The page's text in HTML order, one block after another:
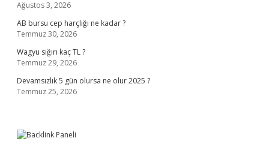
Ağustos 3, 2026
AB bursu cep harçlığı ne kadar ?
Temmuz 30, 2026
Wagyu sığırı kaç TL ?
Temmuz 29, 2026
Devamsızlık 5 gün olursa ne olur 2025 ?
Temmuz 25, 2026